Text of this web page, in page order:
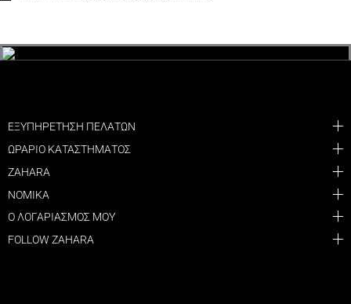
ΕΞΥΠΗΡΕΤΗΣΗ ΠΕΛΑΤΩΝ
ΩΡΑΡΙΟ ΚΑΤΑΣΤΗΜΑΤΟΣ
ZAHARA
ΝΟΜΙΚΑ
Ο ΛΟΓΑΡΙΑΣΜΟΣ ΜΟΥ
FOLLOW ZAHARA